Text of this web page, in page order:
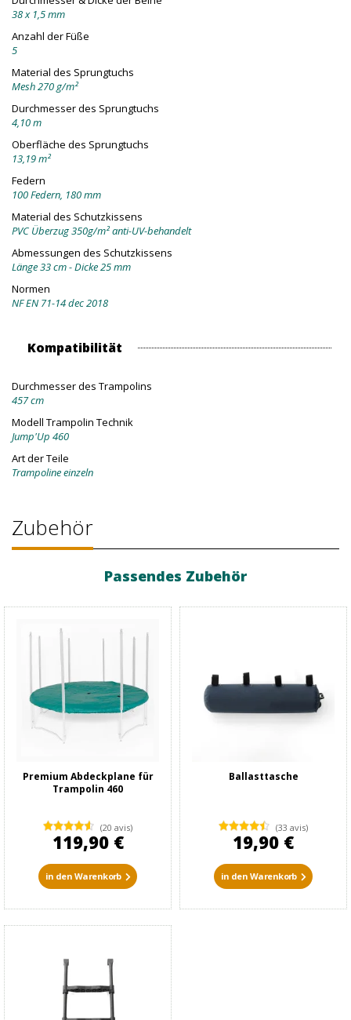
38 x 1,5 mm
Anzahl der Füße
5
Material des Sprungtuchs
Mesh 270 g/m²
Durchmesser des Sprungtuchs
4,10 m
Oberfläche des Sprungtuchs
13,19 m²
Federn
100 Federn, 180 mm
Material des Schutzkissens
PVC Überzug 350g/m² anti-UV-behandelt
Abmessungen des Schutzkissens
Länge 33 cm - Dicke 25 mm
Normen
NF EN 71-14 dec 2018
Kompatibilität
Durchmesser des Trampolins
457 cm
Modell Trampolin Technik
Jump'Up 460
Art der Teile
Trampoline einzeln
Zubehör
Passendes Zubehör
Premium Abdeckplane für
Trampolin 460
(20 avis)
119,90 €
in den Warenkorb
Ballasttasche
(33 avis)
19,90 €
in den Warenkorb